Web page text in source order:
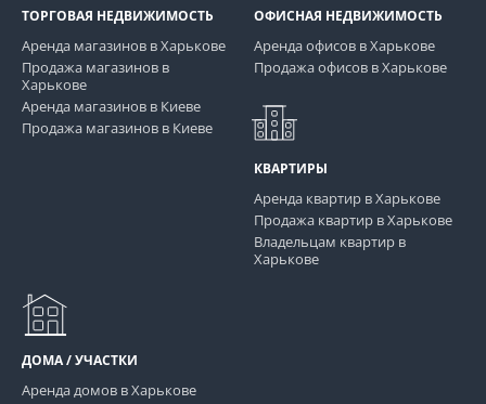
ТОРГОВАЯ НЕДВИЖИМОСТЬ
Аренда магазинов в Харькове
Продажа магазинов в
Харькове
Аренда магазинов в Киеве
Продажа магазинов в Киеве
ОФИСНАЯ НЕДВИЖИМОСТЬ
Аренда офисов в Харькове
Продажа офисов в Харькове
КВАРТИРЫ
Аренда квартир в Харькове
Продажа квартир в Харькове
Владельцам квартир в
Харькове
ДОМА / УЧАСТКИ
Аренда домов в Харькове